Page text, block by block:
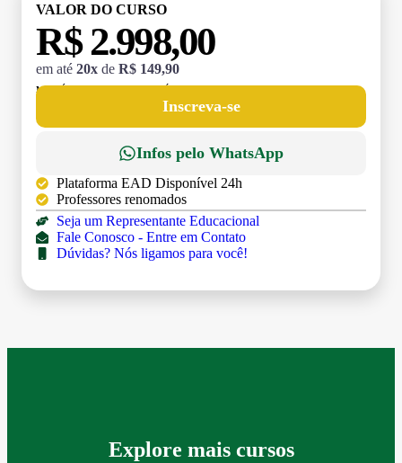
VALOR DO CURSO
R$ 2.998,00
em até 20x de R$ 149,90
MATRÍCULA:
Inscreva-se
Infos pelo WhatsApp
Plataforma EAD Disponível 24h
Professores renomados
Seja um Representante Educacional
Fale Conosco - Entre em Contato
Dúvidas? Nós ligamos para você!
Explore mais cursos